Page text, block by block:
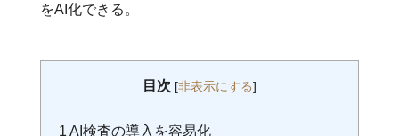
をAI化できる。
目次 [非表示にする]
1 AI検査の導入を容易化